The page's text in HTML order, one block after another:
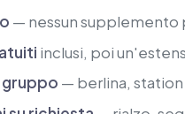
— nessun supplemento
inclusi, poi
— berlina, station